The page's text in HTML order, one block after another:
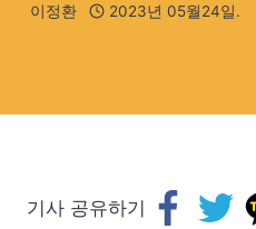
이정환 2023년 05월24일.
기사 공유하기